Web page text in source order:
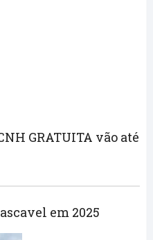
GRATUITA vão até
em 2025